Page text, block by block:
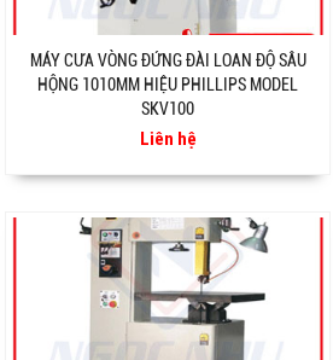
MÁY CƯA VÒNG ĐỨNG ĐÀI LOAN ĐỘ SÂU
HỘNG 1010MM HIỆU PHILLIPS MODEL
SKV100
Liên hệ